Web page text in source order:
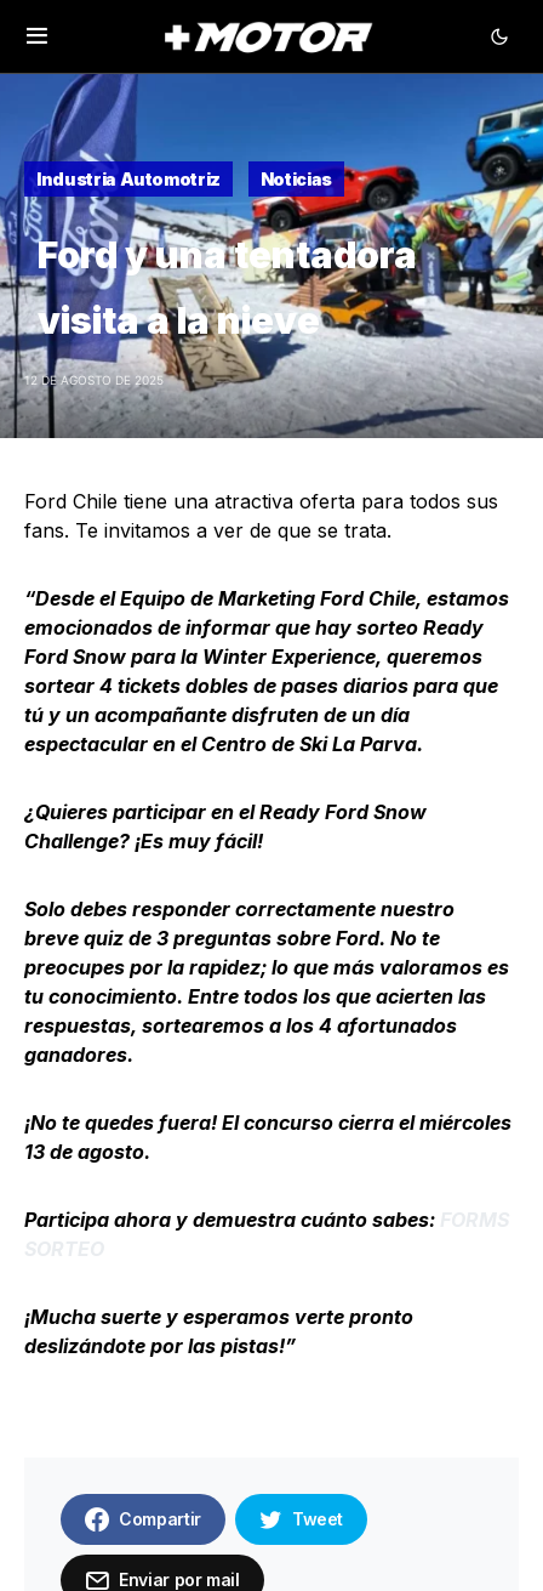
Industria Automotriz Noticias
Ford y una tentadora
visita a la nieve
12 DE AGOSTO DE 2025
Ford Chile tiene una atractiva oferta para todos sus
fans. Te invitamos a ver de que se trata.
“Desde el Equipo de Marketing Ford Chile, estamos
emocionados de informar que hay sorteo Ready
Ford Snow para la Winter Experience, queremos
sortear 4 tickets dobles de pases diarios para que
tú y un acompañante disfruten de un día
espectacular en el Centro de Ski La Parva.
¿Quieres participar en el Ready Ford Snow
Challenge? ¡Es muy fácil!
Solo debes responder correctamente nuestro
breve quiz de 3 preguntas sobre Ford. No te
preocupes por la rapidez; lo que más valoramos es
tu conocimiento. Entre todos los que acierten las
respuestas, sortearemos a los 4 afortunados
ganadores.
¡No te quedes fuera! El concurso cierra el miércoles
13 de agosto.
Participa ahora y demuestra cuánto sabes:
¡Mucha suerte y esperamos verte pronto
deslizándote por las pistas!”
Compartir Tweet
Enviar por mail